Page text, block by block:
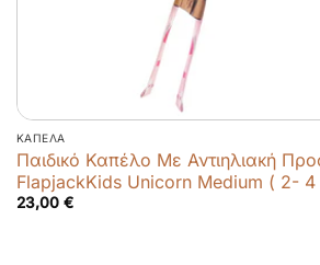
ΚΑΠΈΛΑ
Παιδικό Καπέλο Με Αντιηλιακή
FlapjackKids Unicorn Medium ( 2- 4
23,00 €